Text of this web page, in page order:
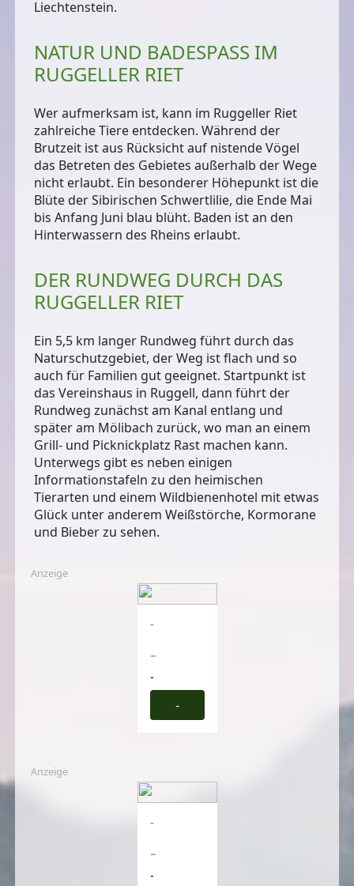
Liechtenstein.
NATUR UND BADESPASS IM R
UGGELLER RIET
Wer aufmerksam ist, kann im Ruggeller Riet
zahlreiche Tiere entdecken. Während der
Brutzeit ist aus Rücksicht auf nistende Vögel
das Betreten des Gebietes außerhalb der Wege
nicht erlaubt. Ein besonderer Höhepunkt ist die
Blüte der Sibirischen Schwertlilie, die Ende Mai
bis Anfang Juni blau blüht. Baden ist an den
Hinterwassern des Rheins erlaubt.
DER RUNDWEG DURCH DAS
RUGGELLER RIET
Ein 5,5 km langer Rundweg führt durch das
Naturschutzgebiet, der Weg ist flach und so
auch für Familien gut geeignet. Startpunkt ist
das Vereinshaus in Ruggell, dann führt der
Rundweg zunächst am Kanal entlang und
später am Mölibach zurück, wo man an einem
Grill- und Picknickplatz Rast machen kann.
Unterwegs gibt es neben einigen
Informationstafeln zu den heimischen
Tierarten und einem Wildbienenhotel mit etwas
Glück unter anderemWeißstörche, Kormorane
und Bieberzu sehen.
Anzeige
-
-
-
-
Anzeige
-
-
-